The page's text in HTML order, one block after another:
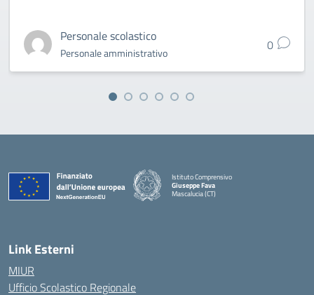
Personale scolastico
Personale amministrativo 0
Istituto Comprensivo
Giuseppe Fava
Mascalucia (CT)
Link Esterni
MIUR
Ufficio Scolastico Regionale